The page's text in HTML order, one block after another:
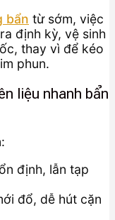
bẩn từ sớm, việc
định kỳ, vệ sinh
thay vì để kéo
phun.
liệu nhanh bẩn
định, lẫn tạp
đổ, dễ hút cặn